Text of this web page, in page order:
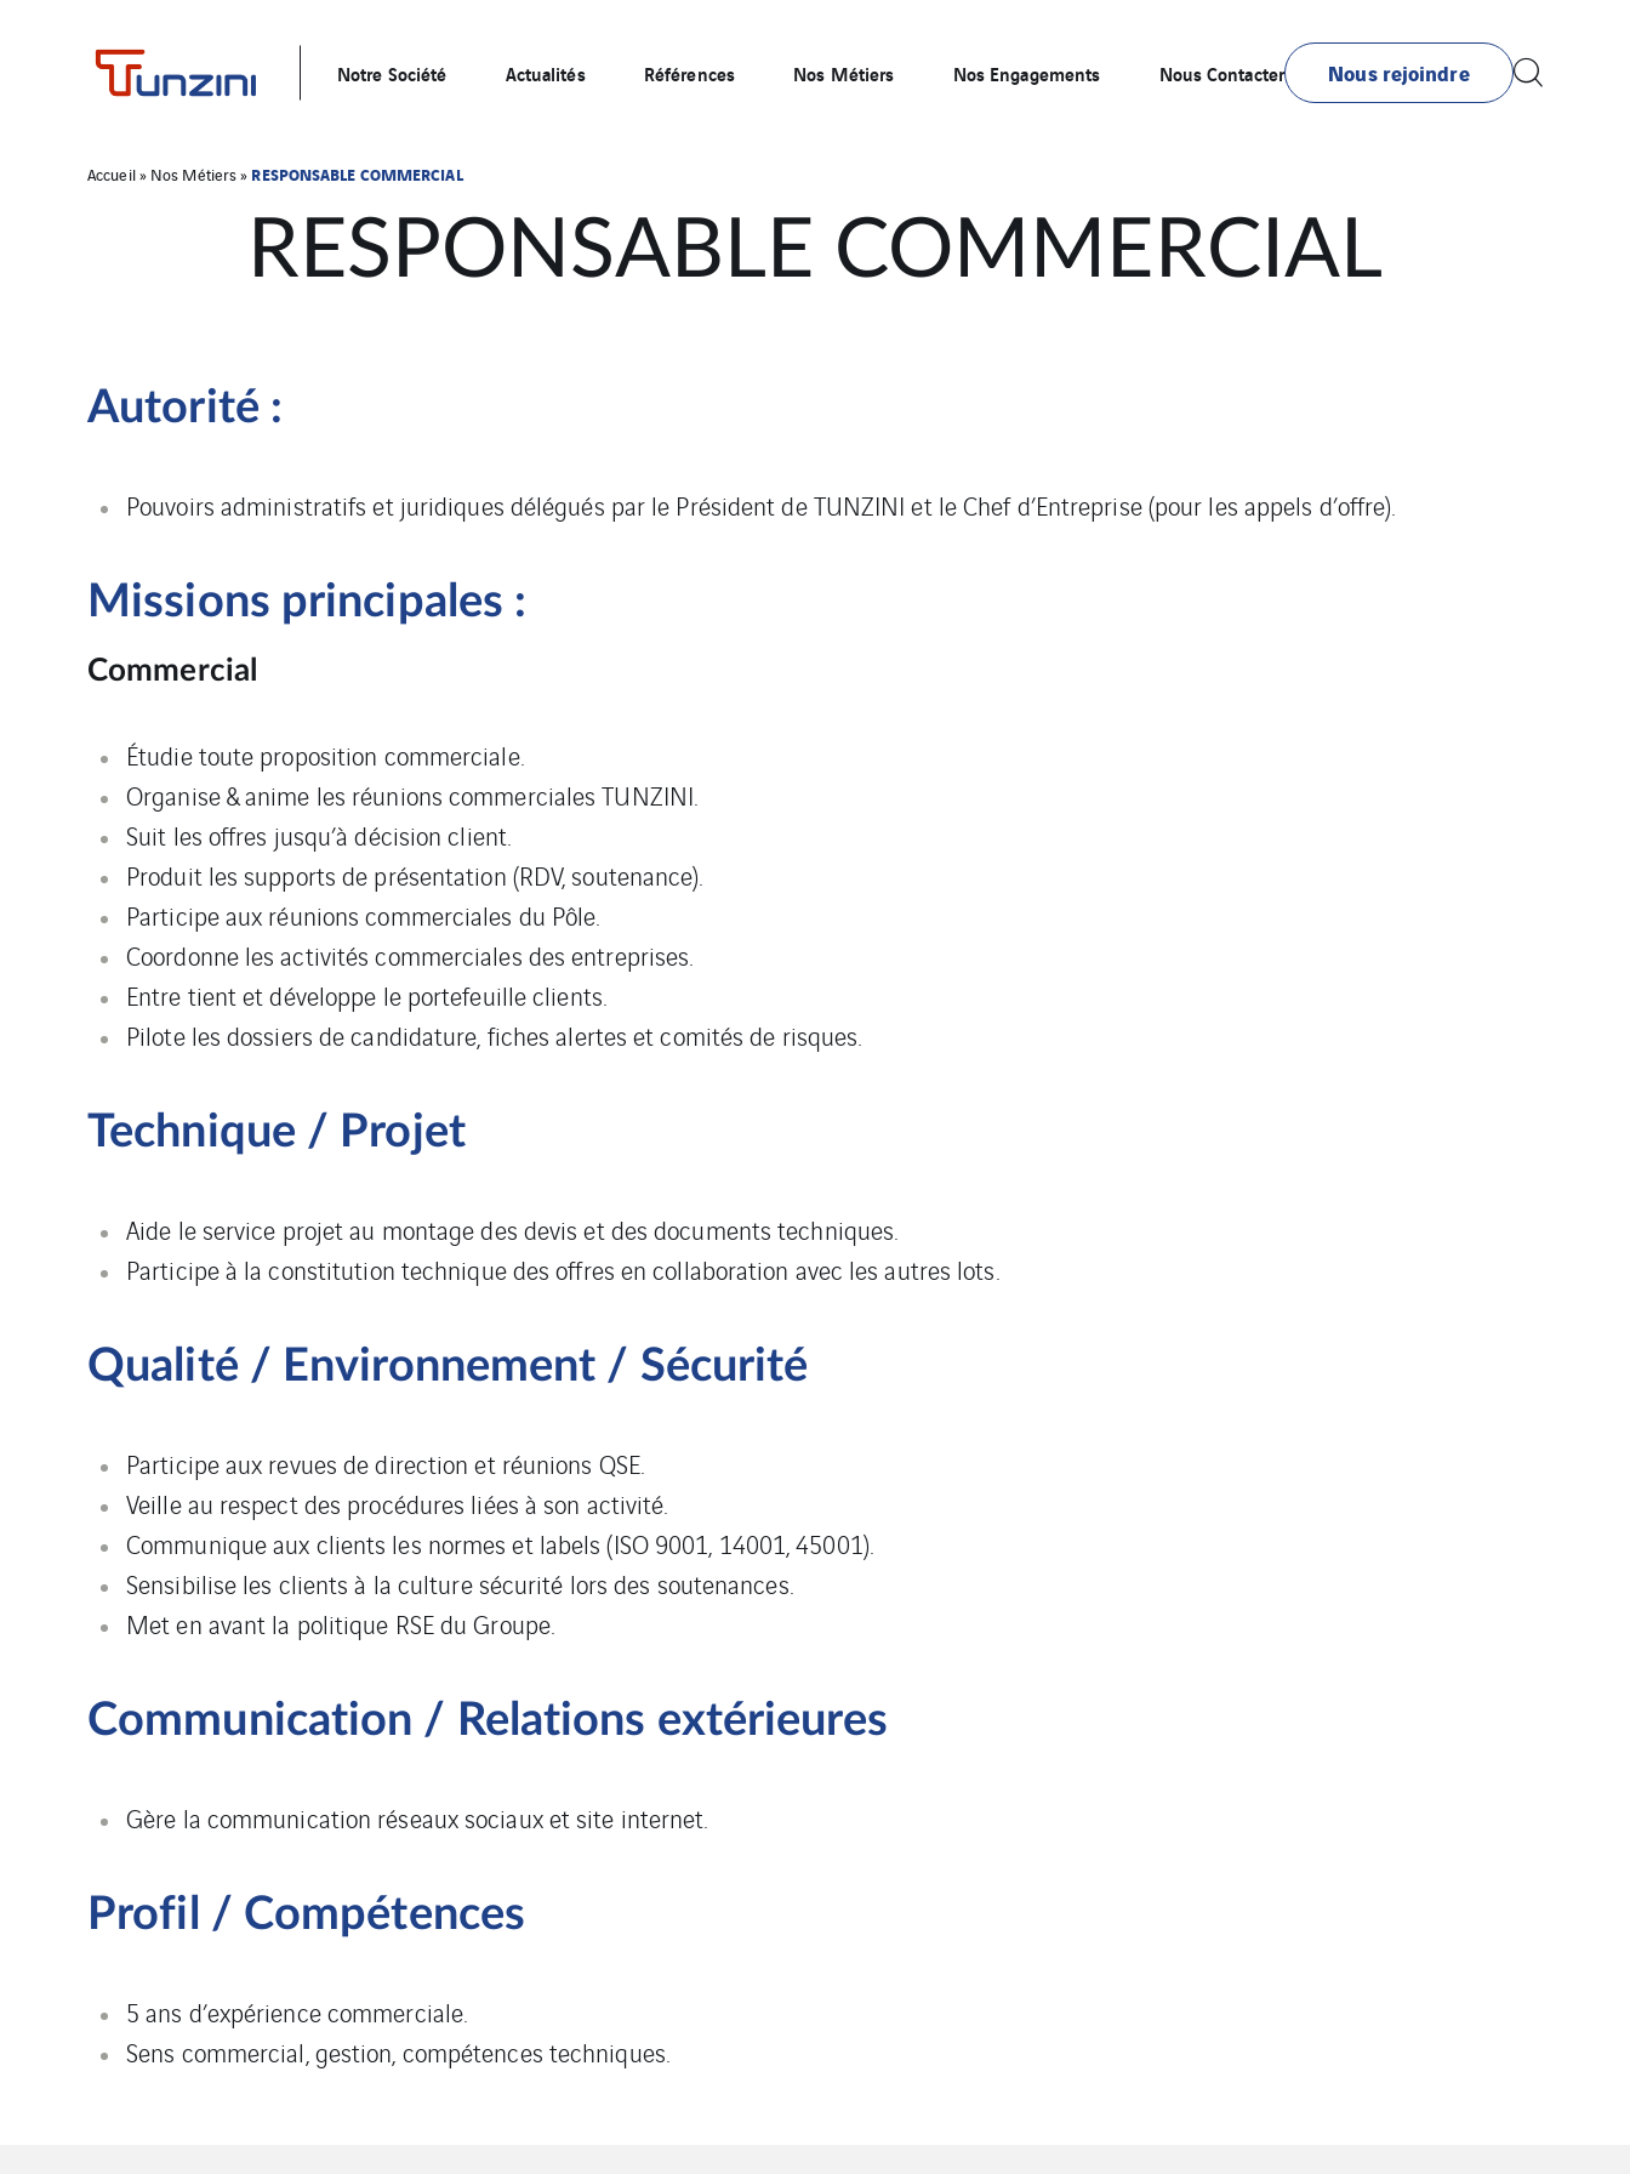
Notre Société Actualités Références Nos Métiers Nos Engagements Nous Contacter Nous rejoindre
Accueil» Nos Métiers» RESPONSABLE COMMERCIAL
RESPONSABLE COMMERCIAL
Autorité :
Pouvoirs administratifs et juridiques délégués par le Président de TUNZINI et le Chef d’Entreprise (pour les appels d’offre).
Missions principales :
Commercial
Étudie toute proposition commerciale.
Organise & anime les réunions commerciales TUNZINI.
Suit les offres jusqu’à décision client.
Produit les supports de présentation (RDV, soutenance).
Participe aux réunions commerciales du Pôle.
Coordonne les activités commerciales des entreprises.
Entre tient et développe le portefeuille clients.
Pilote les dossiers de candidature, fiches alertes et comités de risques.
Technique / Projet
Aide le service projet au montage des devis et des documents techniques.
Participe à la constitution technique des offres en collaboration avec les autres lots.
Qualité / Environnement / Sécurité
Participe aux revues de direction et réunions QSE.
Veille au respect des procédures liées à son activité.
Communique aux clients les normes et labels (ISO 9001, 14001, 45001).
Sensibilise les clients à la culture sécurité lors des soutenances.
Met en avant la politique RSE du Groupe.
Communication / Relations extérieures
Gère la communication réseaux sociaux et site internet.
Profil / Compétences
5 ans d’expérience commerciale.
Sens commercial, gestion, compétences techniques.